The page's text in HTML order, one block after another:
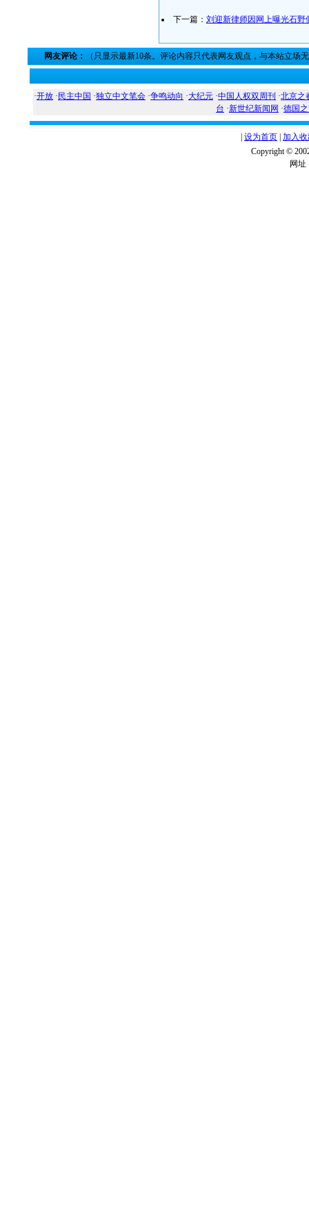
下一篇： 刘迎新律师因网上曝光石野
网友评论： （只显示最新10条。评论内容只代表网友观点，与本站立场
·开放 · 民主中国 ·独立中文笔会 ·争鸣动向 ·大纪元 ·中国人权双周刊 ·北京之
台 ·新世纪新闻网 ·德国
设为首页 加入
Copyright ©
网址